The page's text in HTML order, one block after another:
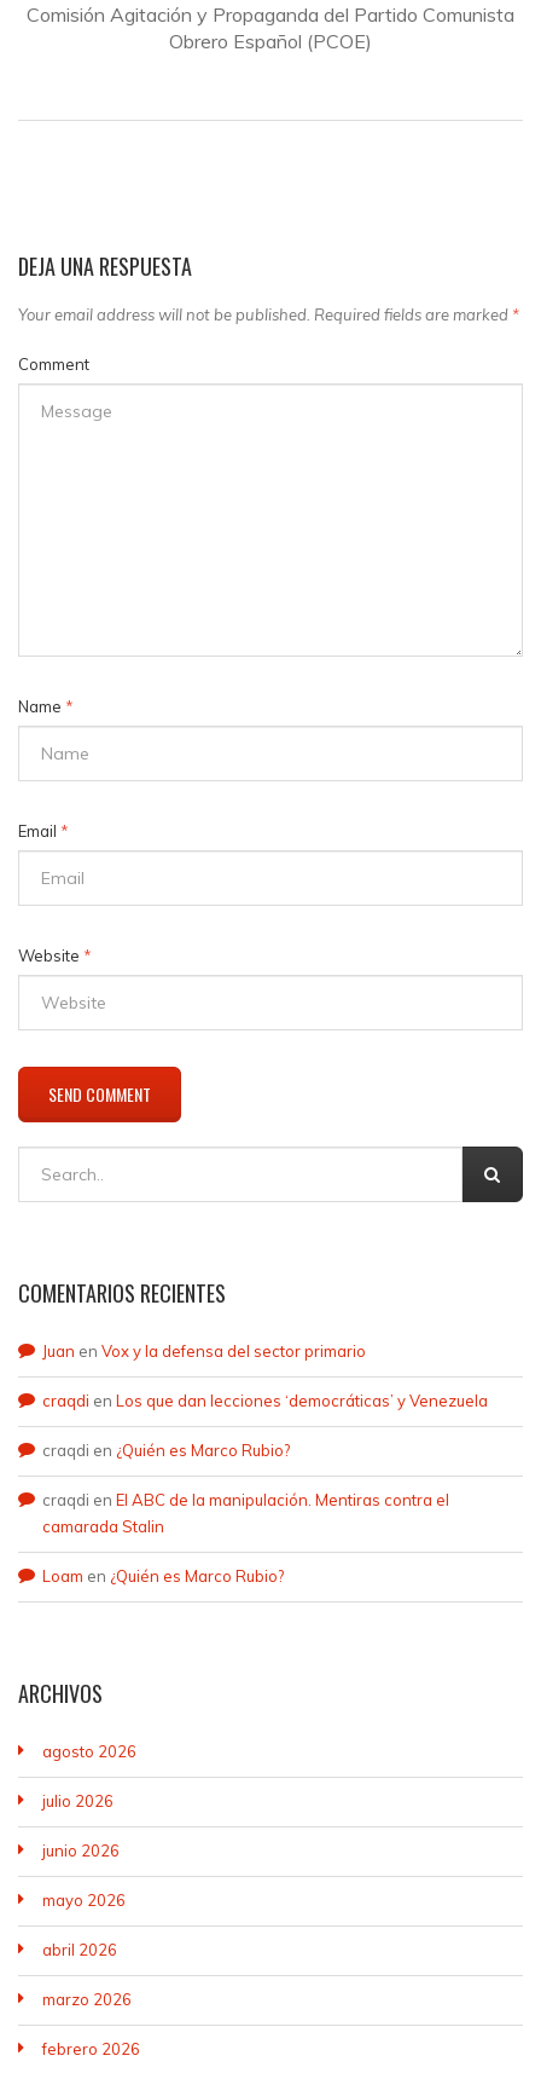
Comisión Agitación y Propaganda del Partido Comunista
Obrero Español (PCOE)
DEJA UNA RESPUESTA
Your email address will not be published. Required fields are marked *
Comment
Name *
Email *
Website *
COMENTARIOS RECIENTES
Juan en Vox y la defensa del sector primario
craqdi en Los que dan lecciones ‘democráticas’ y Venezuela
craqdi en ¿Quién es Marco Rubio?
craqdi en El ABC de la manipulación. Mentiras contra el
camarada Stalin
Loam en ¿Quién es Marco Rubio?
ARCHIVOS
agosto 2026
julio 2026
junio 2026
mayo 2026
abril 2026
marzo 2026
febrero 2026